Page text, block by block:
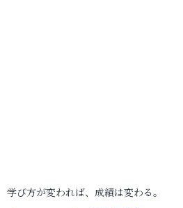
学び方が変われば、成績は変わる。